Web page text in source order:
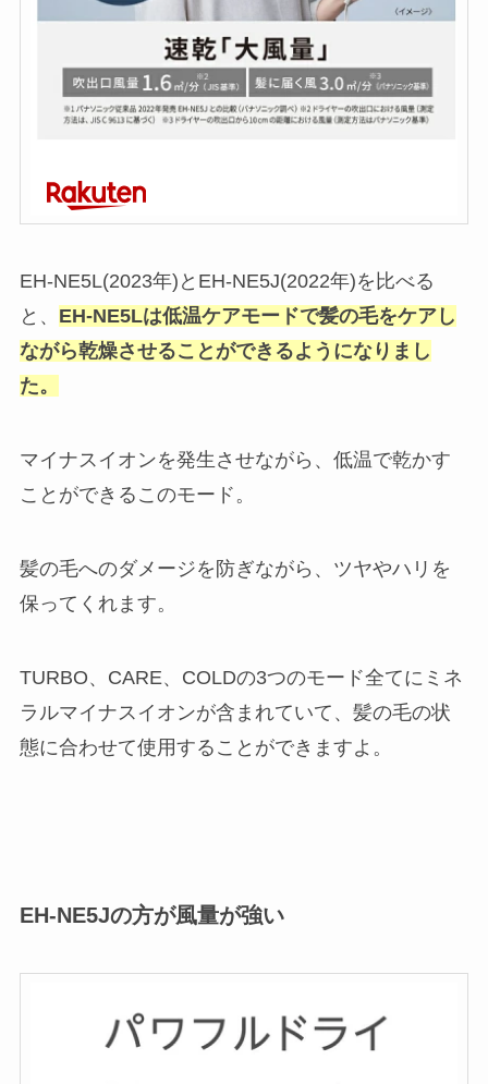
EH-NE5L(2023年)とEH-NE5J(2022年)を比べる
と、 EH-NE5Lは低温ケアモードで髪の毛をケアし
ながら乾燥させることができるようになりまし
た。
マイナスイオンを発生させながら、低温で乾かす
ことができるこのモード。
髪の毛へのダメージを防ぎながら、ツヤやハリを
保ってくれます。
TURBO、CARE、COLDの3つのモード全てにミネ
ラルマイナスイオンが含まれていて、髪の毛の状
態に合わせて使用することができますよ。
EH-NE5Jの方が風量が強い